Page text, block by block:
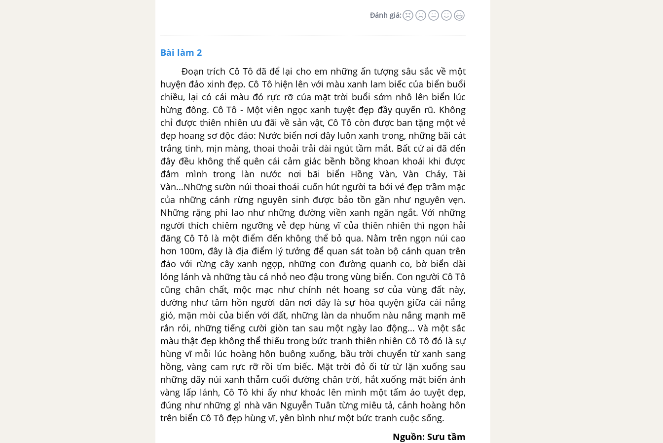
Đánh giá:
Bài làm 2
Đoạn trích Cô Tô đã để lại cho em những ấn tượng sâu sắc về một
huyện đảo xinh đẹp. Cô Tô hiện lên với màu xanh lam biếc của biển buổi
chiều, lại có cái màu đỏ rực rỡ của mặt trời buổi sớm nhô lên biển lúc
hừng đông. Cô Tô - Một viên ngọc xanh tuyệt đẹp đầy quyến rũ. Không
chỉ được thiên nhiên ưu đãi về sản vật, Cô Tô còn được ban tặng một vẻ
đẹp hoang sơ độc đáo: Nước biển nơi đây luôn xanh trong, những bãi cát
trắng tinh, mịn màng, thoai thoải trải dài ngút tầm mắt. Bất cứ ai đã đến
đây đều không thể quên cái cảm giác bềnh bồng khoan khoái khi được
đắm mình trong làn nước nơi bãi biển Hồng Vàn, Vàn Chảy, Tài
Vàn...Những sườn núi thoai thoải cuốn hút người ta bởi vẻ đẹp trầm mặc
của những cánh rừng nguyên sinh được bảo tồn gần như nguyên vẹn.
Những rặng phi lao như những đường viền xanh ngăn ngắt. Với những
người thích chiêm ngưỡng vẻ đẹp hùng vĩ của thiên nhiên thì ngọn hải
đăng Cô Tô là một điểm đến không thể bỏ qua. Nằm trên ngọn núi cao
hơn 100m, đây là địa điểm lý tưởng để quan sát toàn bộ cảnh quan trên
đảo với rừng cây xanh ngợp, những con đường quanh co, bờ biển dài
lóng lánh và những tàu cá nhỏ neo đậu trong vùng biển. Con người Cô Tô
cũng chân chất, mộc mạc như chính nét hoang sơ của vùng đất này,
dường như tâm hồn người dân nơi đây là sự hòa quyện giữa cái nắng
gió, mặn mòi của biển với đất, những làn da nhuốm nàu nắng mạnh mẽ
rắn rỏi, những tiếng cười giòn tan sau một ngày lao động... Và một sắc
màu thật đẹp không thể thiếu trong bức tranh thiên nhiên Cô Tô đó là sự
hùng vĩ mỗi lúc hoàng hôn buông xuống, bầu trời chuyển từ xanh sang
hồng, vàng cam rực rỡ rồi tím biếc. Mặt trời đỏ ối từ từ lặn xuống sau
những dãy núi xanh thẫm cuối đường chân trời, hắt xuống mặt biển ánh
vàng lấp lánh, Cô Tô khi ấy như khoác lên mình một tấm áo tuyệt đẹp,
đúng như những gì nhà văn Nguyễn Tuân từng miêu tả, cảnh hoàng hôn
trên biển Cô Tô đẹp hùng vĩ, yên bình như một bức tranh cuộc sống.
Nguồn: Sưu tầm